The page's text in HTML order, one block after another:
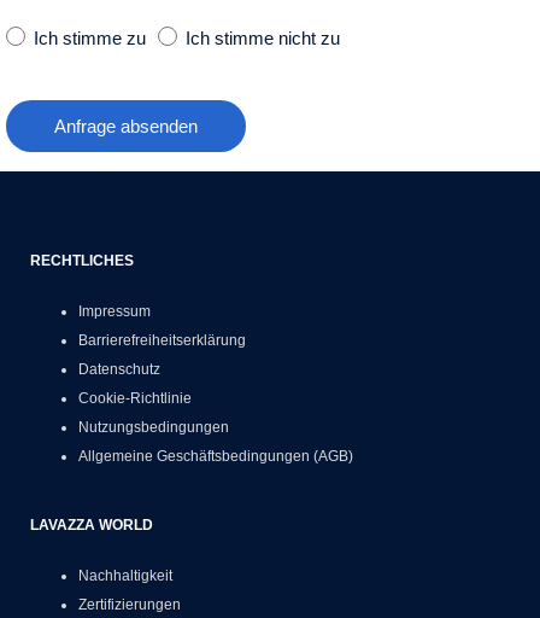
Ich stimme zu Ich stimme nicht zu
Anfrage absenden
RECHTLICHES
Impressum
Barrierefreiheitserklärung
Datenschutz
Cookie-Richtlinie
Nutzungsbedingungen
Allgemeine Geschäftsbedingungen (AGB)
LAVAZZA WORLD
Nachhaltigkeit
Zertifizierungen